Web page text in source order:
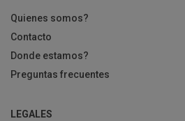
Quienes somos?
Contacto
Donde estamos?
Preguntas frecuentes
LEGALES